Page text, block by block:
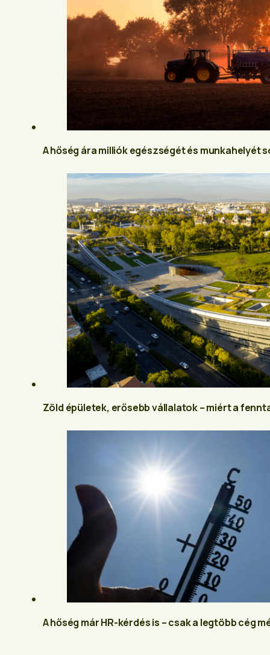
A hőség ára milliók egészségét és munkahelyét
Zöld épületek, erősebb vállalatok – miért a
A hőség már HR-kérdés is – csak a legtöbb cég